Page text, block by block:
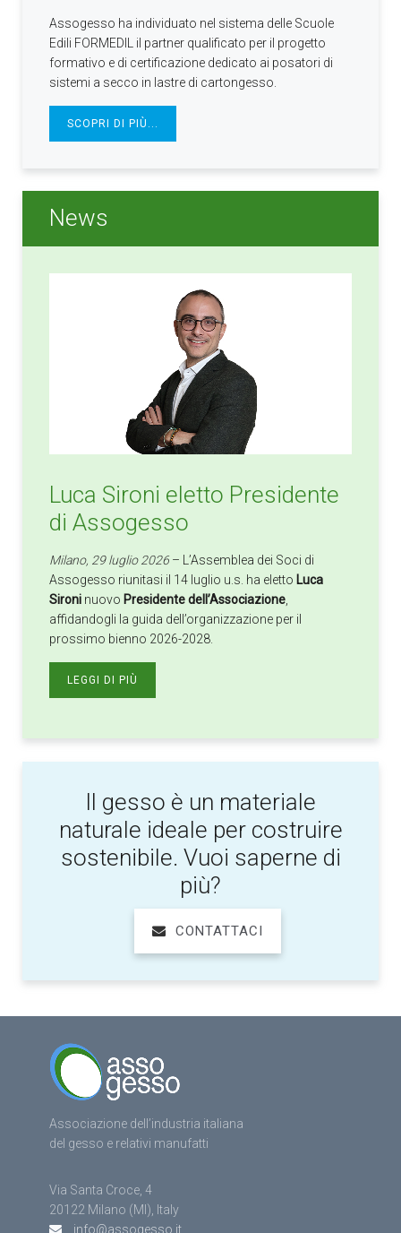
Assogesso ha individuato nel sistema delle Scuole
Edili FORMEDIL il partner qualificato per il progetto
formativo e di certificazione dedicato ai posatori di
sistemi a secco in lastre di cartongesso.
SCOPRI DI PIÙ...
News
Luca Sironi eletto Presidente
di Assogesso
Milano, 29 luglio 2026– L’Assemblea dei Soci di
Assogesso riunitasi il 14 luglio u.s. ha eletto Luca
Sironi nuovo Presidente dell’Associazione,
affidandogli la guida dell’organizzazione per il
prossimo bienno 2026-2028.
LEGGI DI PIÙ
Il gesso è un materiale
naturale ideale per costruire
sostenibile. Vuoi saperne di
più?
CONTATTACI
Associazione dell’industria italiana
del gesso e relativi manufatti
Via Santa Croce, 4
20122 Milano (MI), Italy
info@assogesso.it